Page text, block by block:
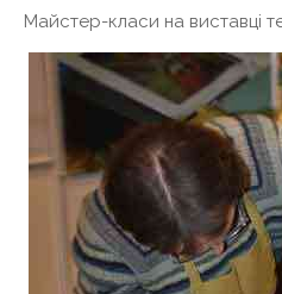
Майстер-класи на виставці